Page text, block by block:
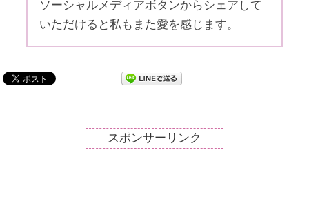
ソーシャルメディアボタンからシェアして
いただけると私もまた愛を感じます。
スポンサーリンク